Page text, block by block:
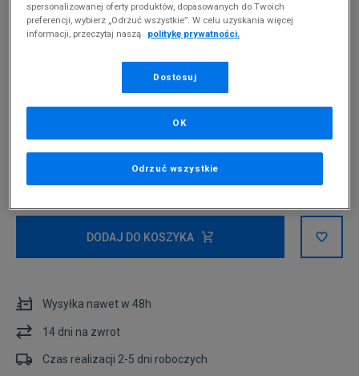
124,99 zł
dostępności
M
DODAJ DO KOSZYKA
Wysyłka nawet w 48h
14 dni na zwrot
Czas realizacji 2-5 dni roboczych
spersonalizowanej oferty produktów, dopasowanych do Twoich
preferencji, wybierz „Odrzuć wszystkie”. W celu uzyskania więcej
informacji, przeczytaj naszą
politykę prywatności.
Dostosuj
Odrzuć wszystkie
OK